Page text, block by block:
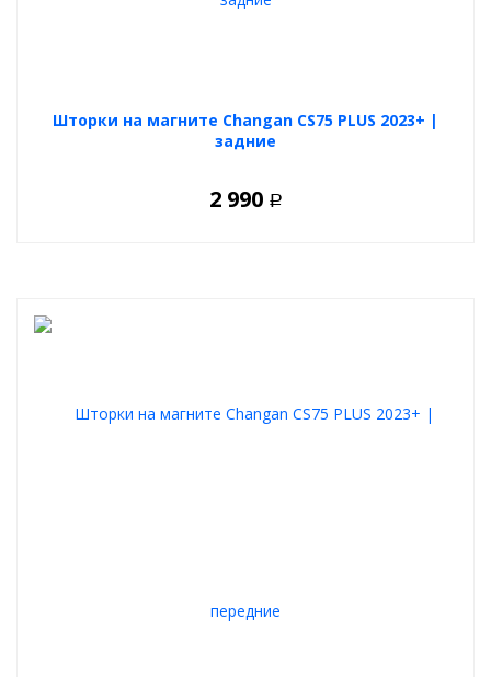
Шторки на магните Changan CS75 PLUS 2023+ |
задние
2 990 Р